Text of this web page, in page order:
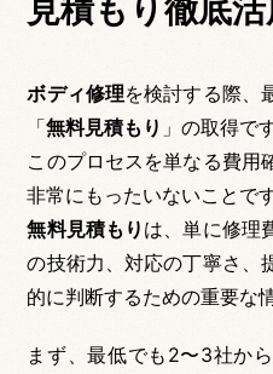
見積もり徹底
ボディ修理を検討する際、
「無料見積もり 」の取得です
このプロセスを単なる費用
非常にもったいないことです
無料見積もり は、単に修理
の技術力、対応の丁寧さ、
的に判断するための重要な
まず、最低でも2〜3社から